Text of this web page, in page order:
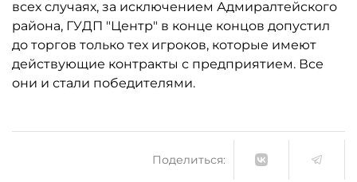
всех случаях, за исключением Адмиралтейского
района, ГУДП "Центр" в конце концов допустил
до торгов только тех игроков, которые имеют
действующие контракты с предприятием. Все
они и стали победителями.
Поделиться: